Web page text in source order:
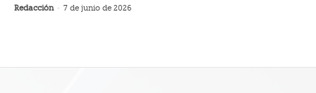
Redacción - 7 de junio de 2026